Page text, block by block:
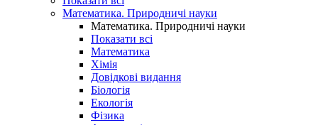
Математика. Природничі науки
Математика. Природничі науки
Показати всі
Математика
Хімія
Довідкові видання
Біологія
Екологія
Фізика